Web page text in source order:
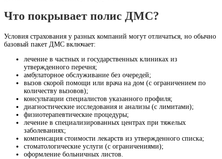
Что покрывает полис ДМС?
Условия страхования у разных компаний могут отличаться, но обычно
базовый пакет ДМС включает:
лечение в частных и государственных клиниках из
утвержденного перечня;
амбулаторное обслуживание без очередей;
вызов скорой помощи или врача на дом (с ограничением по
количеству вызовов);
консультации специалистов указанного профиля;
диагностические исследования и анализы (с лимитами);
физиотерапевтические процедуры;
лечение в специализированных центрах при тяжелых
заболеваниях;
компенсация стоимости лекарств из утвержденного списка;
стоматологические услуги (с ограничениями);
оформление больничных листов.